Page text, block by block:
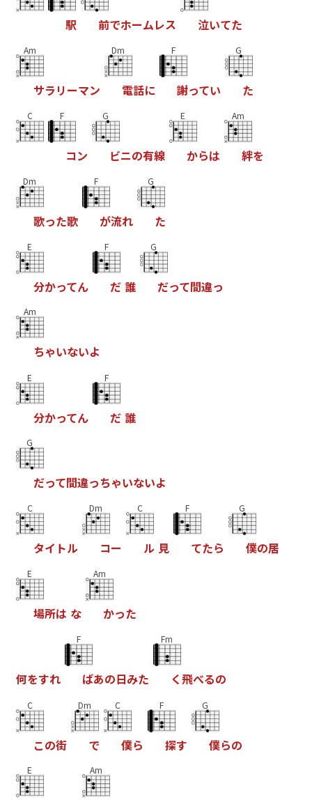
駅 前でホームレス 泣いてた
Am
サラ リーマン
Dm
電話に
F
謝ってい
G
た
C F
コン
G
ビニの有線
E
からは
Am
絆を
Dm
歌った歌
F
が流れ
G
た
E
分かってん
F
だ 誰
G
だって間違っ
Am
ちゃいないよ
E
分かってん
F
だ 誰
G
だって間違っちゃいないよ
C
タイ トル
Dm
コー
C
ル 見
F
てたら
G
僕の居
E
場所は な
Am
かった
何をすれ
F
ばあの日みた
Fm
く飛べるの
C
この街
Dm
で
C
僕ら
F
探す
G
僕らの
E Am